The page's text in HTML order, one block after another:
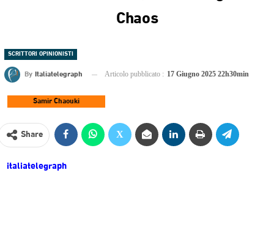
Chaos
SCRITTORI OPINIONISTI
By Italiatelegraph Articolo pubblicato : 17 Giugno 2025 22h30min
Samir Chaouki
Share
italiatelegraph